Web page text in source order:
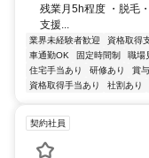
残業月5h程度 ・脱毛
支援...
業界未経験者歓迎 資格取得
車通勤OK
固定時間制 職場
住宅手当あり
研修あり 賞
資格取得手当あり
社割あり
契約社員